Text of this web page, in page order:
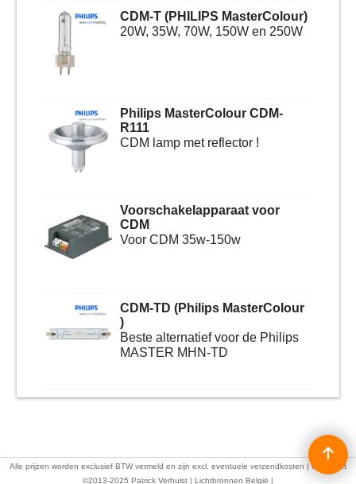
CDM-T (PHILIPS MasterColour)
20W, 35W, 70W, 150W en 250W
Philips MasterColour CDM-
R111
CDM lamp met reflector !
Voorschakelapparaat voor
CDM
Voor CDM 35w-150w
CDM-TD (Philips MasterColour
)
Beste alternatief voor de Philips
MASTER MHN-TD
Alle prijzen worden exclusief BTW vermeld en zijn excl. eventuele verzendkosten | Copyright
©2013-2025 Patrick Verhulst | Lichtbronnen België |